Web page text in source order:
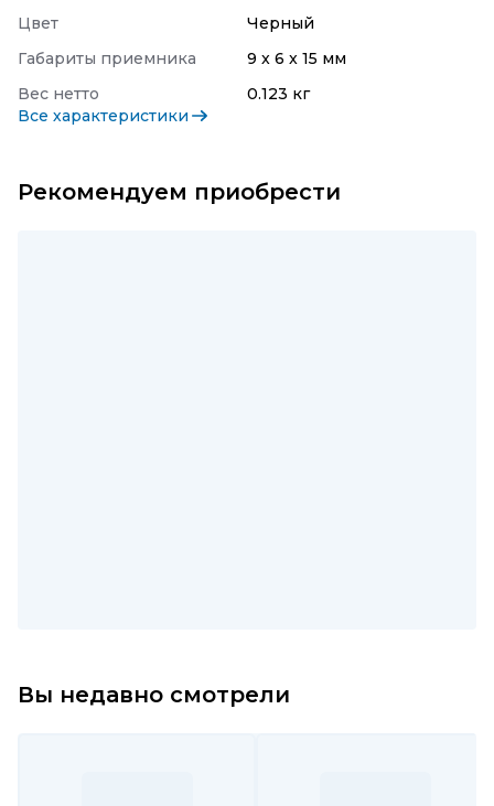
Цвет
Черный
Габариты приемника
9 x 6 x 15 мм
Вес нетто
0.123 кг
Все характеристики
Рекомендуем приобрести
Вы недавно смотрели